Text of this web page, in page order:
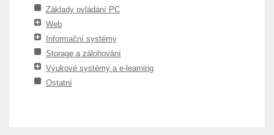
Základy ovládání PC
Web
Informační systémy
Storage a zálohování
Výukové systémy a e-learning
Ostatní